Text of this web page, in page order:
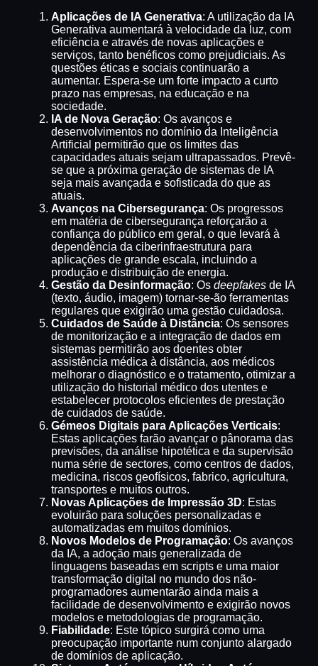
Aplicações de IA Generativa: A utilização da IA
Generativa aumentará à velocidade da luz, com
eficiência e através de novas aplicações e
serviços, tanto benéficos como prejudiciais. As
questões éticas e sociais continuarão a
aumentar. Espera-se um forte impacto a curto
prazo nas empresas, na educação e na
sociedade.
IA de Nova Geração: Os avanços e
desenvolvimentos no domínio da Inteligência
Artificial permitirão que os limites das
capacidades atuais sejam ultrapassados. Prevê-
se que a próxima geração de sistemas de IA
seja mais avançada e sofisticada do que as
atuais.
Avanços na Cibersegurança: Os progressos
em matéria de cibersegurança reforçarão a
confiança do público em geral, o que levará à
dependência da ciberinfraestrutura para
aplicações de grande escala, incluindo a
produção e distribuição de energia.
Gestão da Desinformação: Os deepfakes de IA
(texto, áudio, imagem) tornar-se-ão ferramentas
regulares que exigirão uma gestão cuidadosa.
Cuidados de Saúde à Distância: Os sensores
de monitorização e a integração de dados em
sistemas permitirão aos doentes obter
assistência médica à distância, aos médicos
melhorar o diagnóstico e o tratamento, otimizar a
utilização do historial médico dos utentes e
estabelecer protocolos eficientes de prestação
de cuidados de saúde.
Gémeos Digitais para Aplicações Verticais:
Estas aplicações farão avançar o pânorama das
previsões, da análise hipotética e da supervisão
numa série de sectores, como centros de dados,
medicina, riscos geofísicos, fabrico, agricultura,
transportes e muitos outros.
Novas Aplicações de Impressão 3D: Estas
evoluirão para soluções personalizadas e
automatizadas em muitos domínios.
Novos Modelos de Programação: Os avanços
da IA, a adoção mais generalizada de
linguagens baseadas em scripts e uma maior
transformação digital no mundo dos não-
programadores aumentarão ainda mais a
facilidade de desenvolvimento e exigirão novos
modelos e metodologias de programação.
Fiabilidade: Este tópico surgirá como uma
preocupação importante num conjunto alargado
de domínios de aplicação.